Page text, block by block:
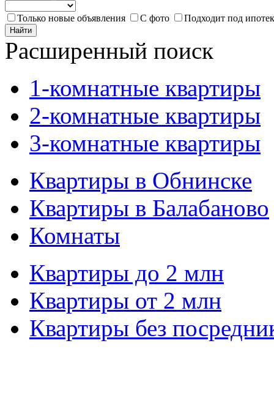
Только новые объявления С фото Подходит под
Найти
Расширенный поиск
1-комнатные квартиры
2-комнатные квартиры
3-комнатные квартиры
Квартиры в Обнинске
Квартиры в Балабаново
Комнаты
Квартиры до 2 млн
Квартиры от 2 млн
Квартиры без